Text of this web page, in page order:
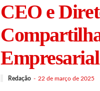
CEO e
Redação 22 de março de 2025